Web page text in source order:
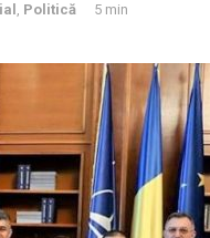
, Politică 5 min